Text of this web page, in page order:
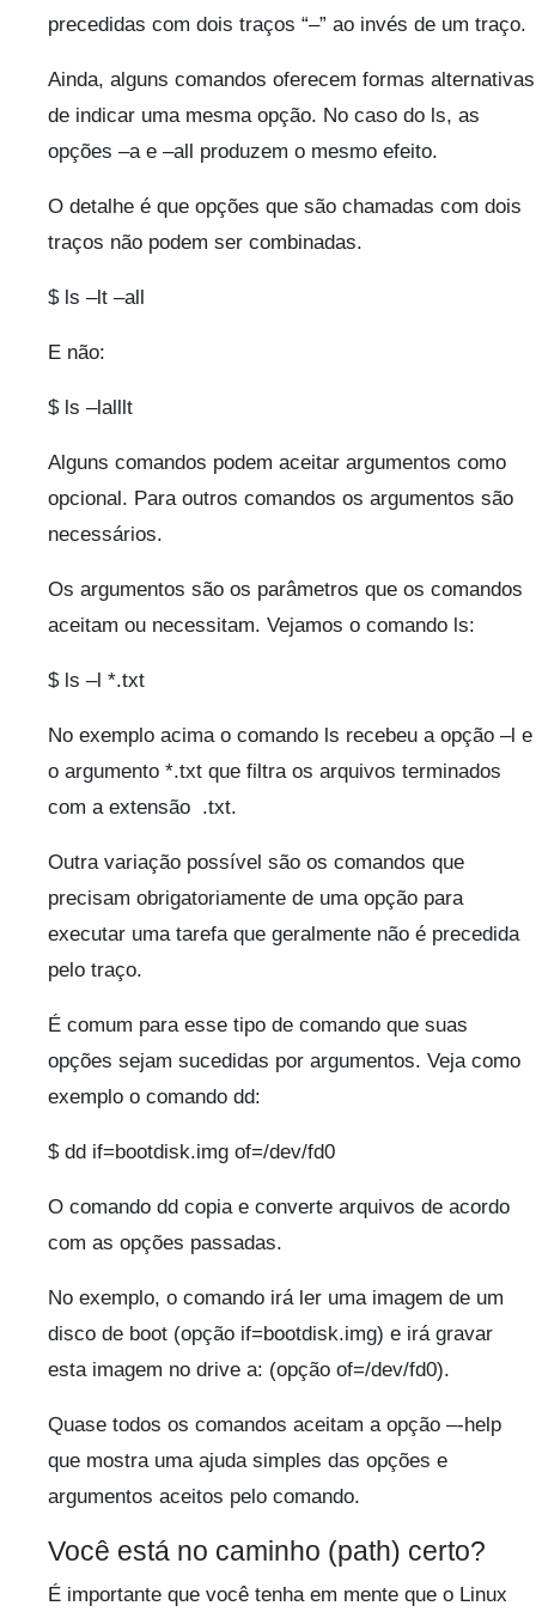
precedidas com dois traços “–” ao invés de um traço.
Ainda, alguns comandos oferecem formas alternativas
de indicar uma mesma opção. No caso do ls, as
opções –a e –all produzem o mesmo efeito.
O detalhe é que opções que são chamadas com dois
traços não podem ser combinadas.
$ ls –lt –all
E não:
$ ls –lalllt
Alguns comandos podem aceitar argumentos como
opcional. Para outros comandos os argumentos são
necessários.
Os argumentos são os parâmetros que os comandos
aceitam ou necessitam. Vejamos o comando ls:
$ ls –l *.txt
No exemplo acima o comando ls recebeu a opção –l e
o argumento *.txt que filtra os arquivos terminados
com a extensão .txt.
Outra variação possível são os comandos que
precisam obrigatoriamente de uma opção para
executar uma tarefa que geralmente não é precedida
pelo traço.
É comum para esse tipo de comando que suas
opções sejam sucedidas por argumentos. Veja como
exemplo o comando dd:
$ dd if=bootdisk.img of=/dev/fd0
O comando dd copia e converte arquivos de acordo
com as opções passadas.
No exemplo, o comando irá ler uma imagem de um
disco de boot (opção if=bootdisk.img) e irá gravar
esta imagem no drive a: (opção of=/dev/fd0).
Quase todos os comandos aceitam a opção –-help
que mostra uma ajuda simples das opções e
argumentos aceitos pelo comando.
Você está no caminho (path) certo?
É importante que você tenha em mente que o Linux